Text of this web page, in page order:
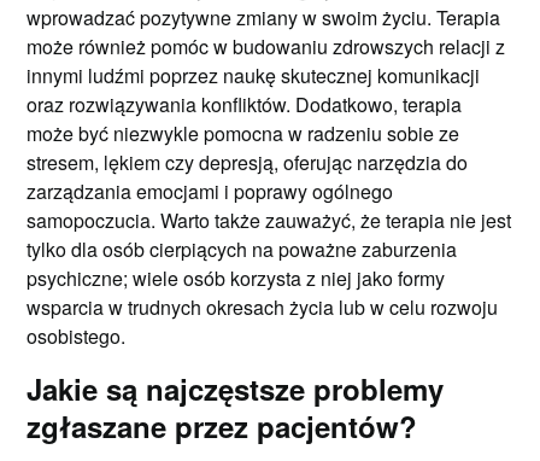
wprowadzać pozytywne zmiany w swoim życiu. Terapia
może również pomóc w budowaniu zdrowszych relacji z
innymi ludźmi poprzez naukę skutecznej komunikacji
oraz rozwiązywania konfliktów. Dodatkowo, terapia
może być niezwykle pomocna w radzeniu sobie ze
stresem, lękiem czy depresją, oferując narzędzia do
zarządzania emocjami i poprawy ogólnego
samopoczucia. Warto także zauważyć, że terapia nie jest
tylko dla osób cierpiących na poważne zaburzenia
psychiczne; wiele osób korzysta z niej jako formy
wsparcia w trudnych okresach życia lub w celu rozwoju
osobistego.
Jakie są najczęstsze problemy
zgłaszane przez pacjentów?